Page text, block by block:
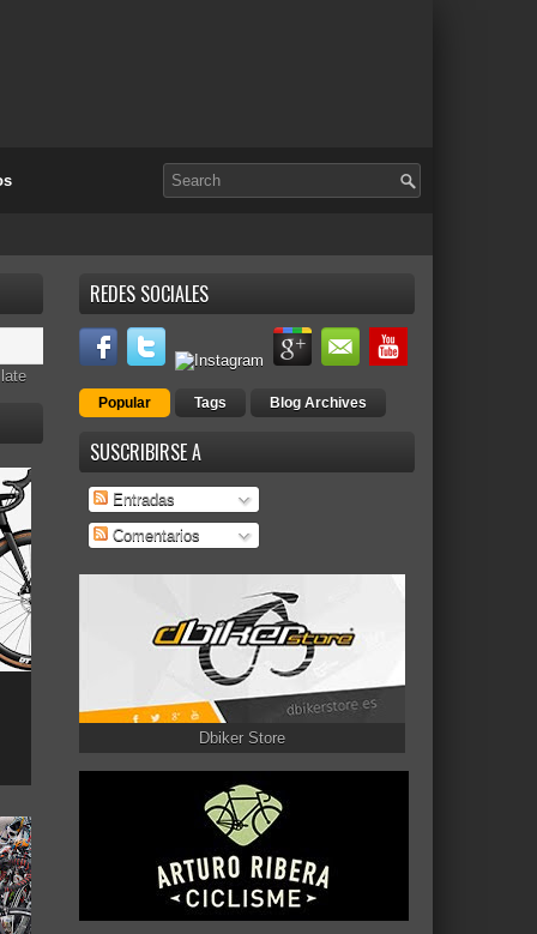
REDES SOCIALES
Popular Tags Blog Archives
SUSCRIBIRSE A
Entradas
Comentarios
Dbiker Store